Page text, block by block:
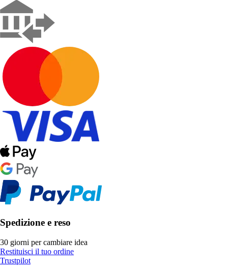
Spedizione e reso
30 giorni per cambiare idea
Restituisci il tuo ordine
Trustpilot